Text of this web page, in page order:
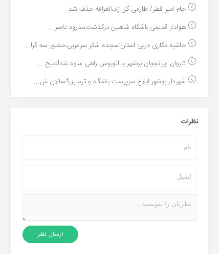
جام امیر قطر/ طارمی گل زد،الغرافه حذف شد...
هوادار قدیمی باشگاه شاهین درگذشت،بدرود ناصر...
حاشیه نگاری دربی استان:سجده شکر سرمربی،حضور سه گزا...
کاروان ایرانجوان بوشهر با اتوبوس راهی ساوه شد!صبح ...
شهردار بوشهر ابلاغ سرپرست باشگاه و تیم بزرگسالان ش...
نظرات